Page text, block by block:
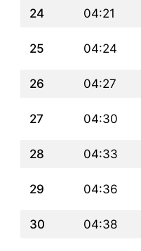
24 04:21
25 04:24
26 04:27
27 04:30
28 04:33
29 04:36
30 04:38